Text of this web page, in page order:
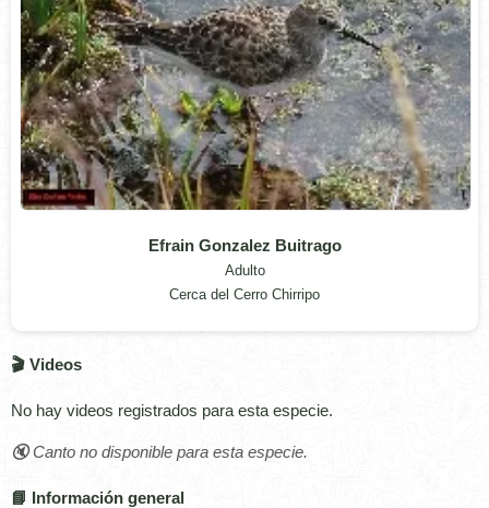
Efrain Gonzalez Buitrago
Adulto
Cerca del Cerro Chirripo
🎬 Videos
No hay videos registrados para esta especie.
🔇 Canto no disponible para esta especie.
📘 Información general